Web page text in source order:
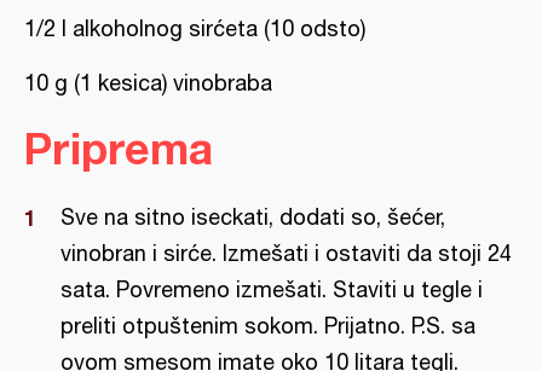
1/2 l alkoholnog sirćeta (10 odsto)
10 g (1 kesica) vinobraba
Priprema
Sve na sitno iseckati, dodati so, šećer,
vinobran i sirće. Izmešati i ostaviti da stoji 24
sata. Povremeno izmešati. Staviti u tegle i
preliti otpuštenim sokom. Prijatno. P.S. sa
ovom smesom imate oko 10 litara tegli.